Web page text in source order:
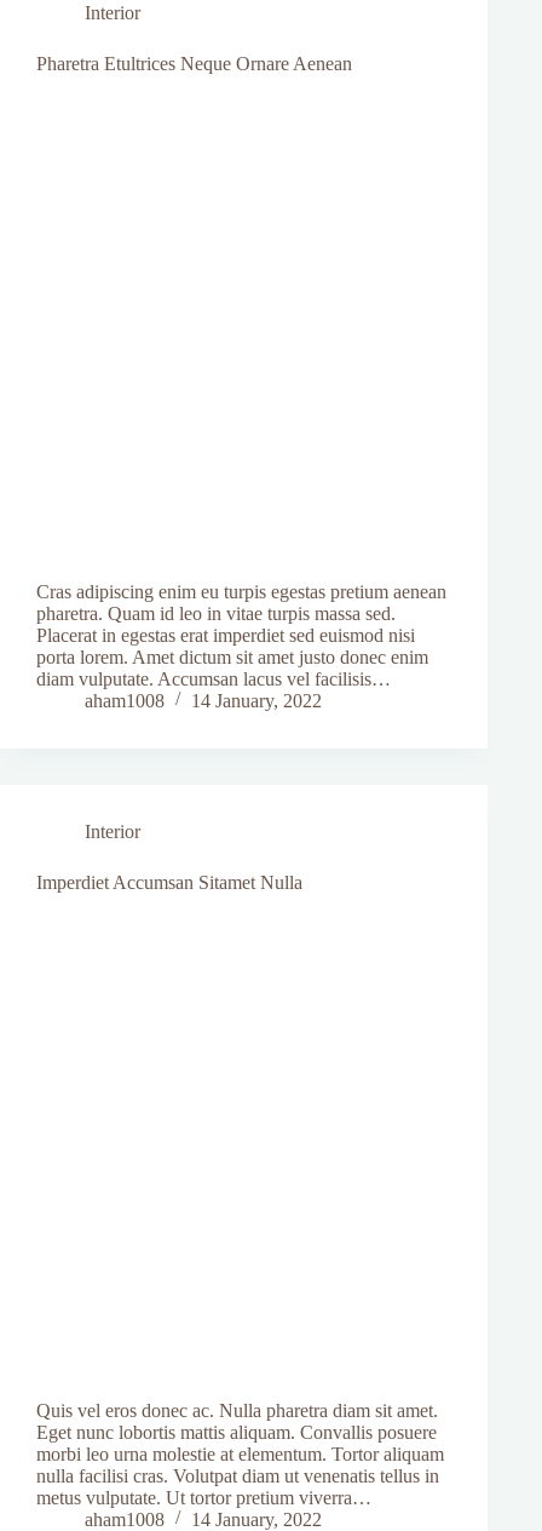
Interior
Pharetra Etultrices Neque Ornare Aenean
Cras adipiscing enim eu turpis egestas pretium aenean
pharetra. Quam id leo in vitae turpis massa sed.
Placerat in egestas erat imperdiet sed euismod nisi
porta lorem. Amet dictum sit amet justo donec enim
diam vulputate. Accumsan lacus vel facilisis…
aham1008
14 January, 2022
Interior
Imperdiet Accumsan Sitamet Nulla
Quis vel eros donec ac. Nulla pharetra diam sit amet.
Eget nunc lobortis mattis aliquam. Convallis posuere
morbi leo urna molestie at elementum. Tortor aliquam
nulla facilisi cras. Volutpat diam ut venenatis tellus in
metus vulputate. Ut tortor pretium viverra…
aham1008
14 January, 2022